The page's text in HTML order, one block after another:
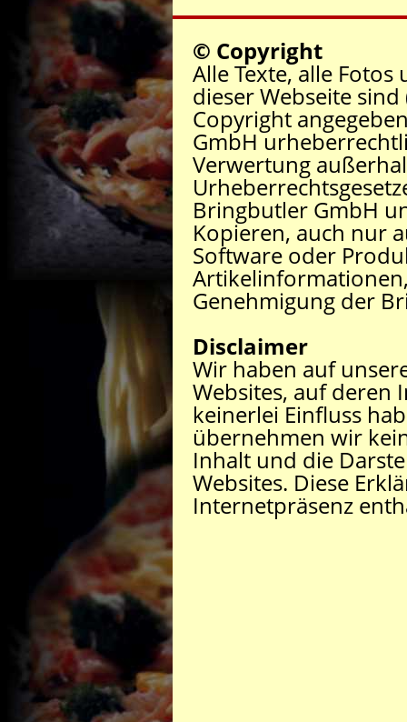
© Copyright
Alle Texte, alle
dieser Webseite
Copyright
GmbH
Verwertung
Bringbutler GmbH
Kopieren, auch nur
Software oder
Genehmigung der
Disclaimer
Wir haben auf
Websites, auf deren
keinerlei Einfluss
übernehmen wir
Inhalt und die
Websites. Diese
Internetpräsenz